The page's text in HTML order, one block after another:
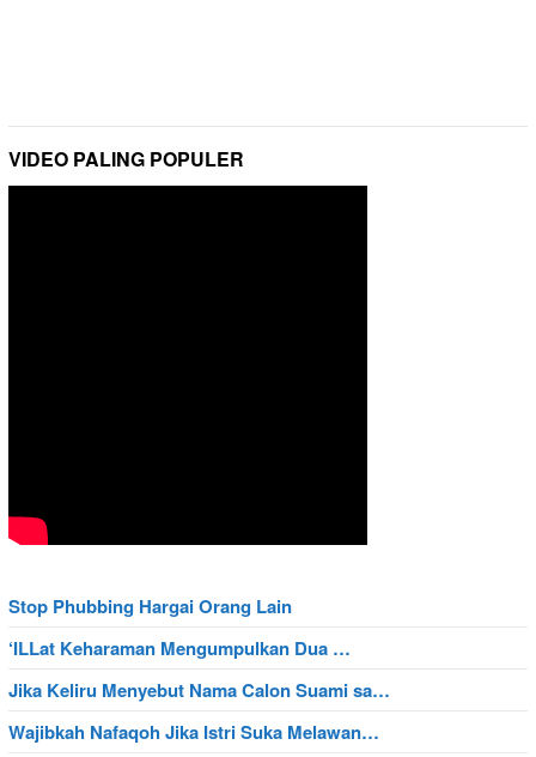
VIDEO PALING POPULER
Stop Phubbing Hargai Orang Lain
‘ILLat Keharaman Mengumpulkan Dua …
Jika Keliru Menyebut Nama Calon Suami sa…
Wajibkah Nafaqoh Jika Istri Suka Melawan…